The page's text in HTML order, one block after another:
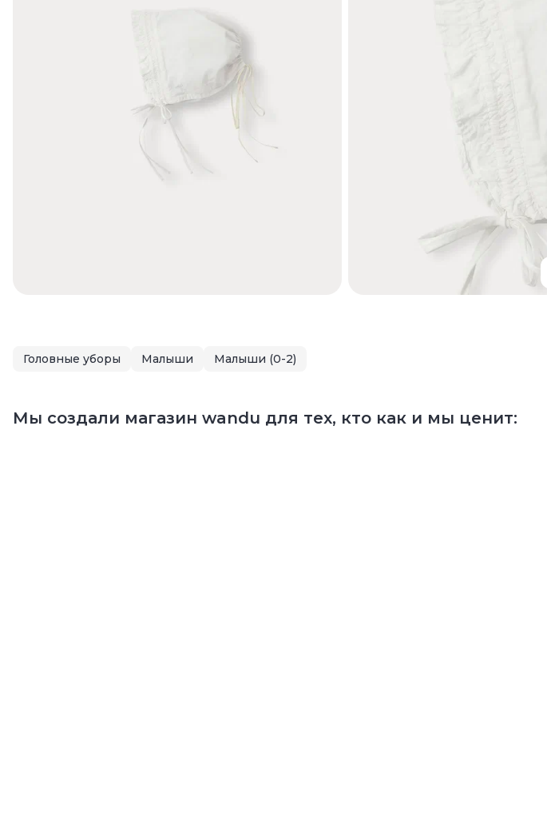
Головные уборы Малыши Малыши (0-2)
Мы создали магазин wandu для тех, кто как и мы ценит: